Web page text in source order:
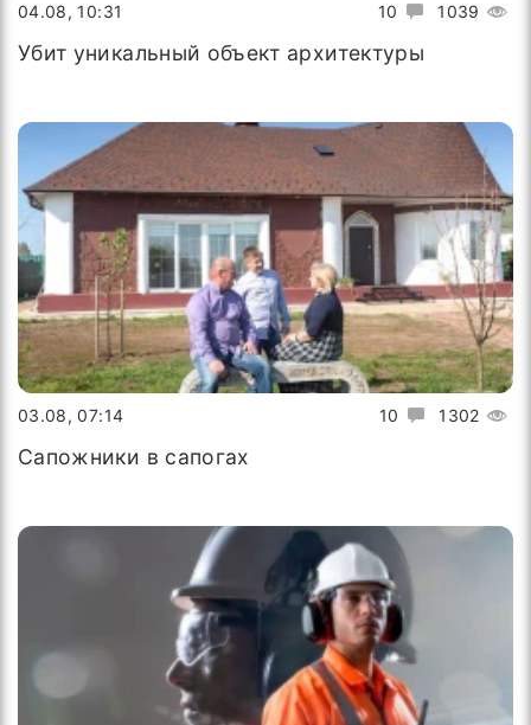
10 1039
04.08, 10:31
Убит уникальный объект архитектуры
10 1302
03.08, 07:14
Сапожники в сапогах